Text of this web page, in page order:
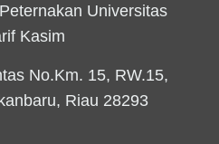
Universitas
Kasim
No.Km. 15, RW.15,
Riau 28293